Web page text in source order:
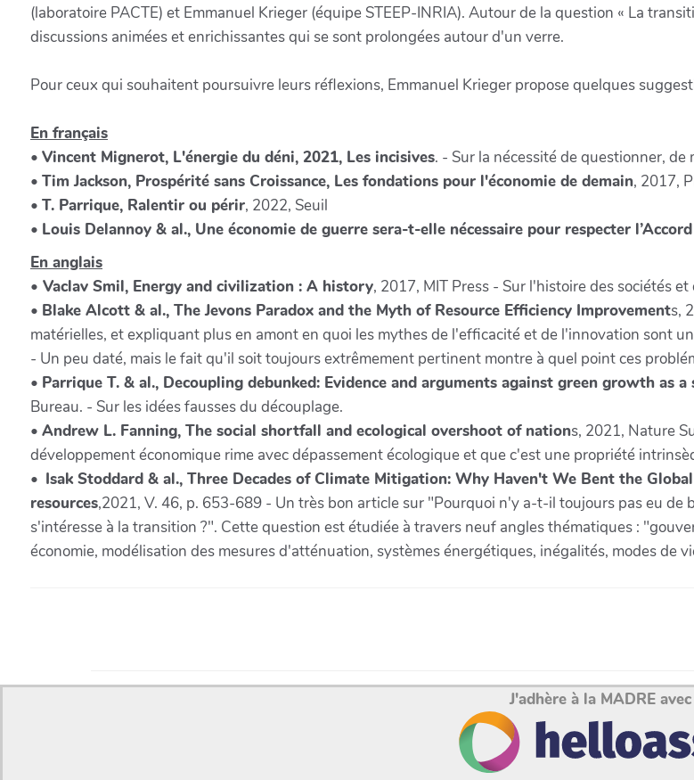
J'adhère à la MADRE avec
(laboratoire PACTE) et Emmanuel Krieger (équipe STEEP-INRIA). Autour de la question « La
discussions animées et enrichissantes qui se sont prolongées autour d'un verre.
Pour ceux qui souhaitent poursuivre leurs réflexions, Emmanuel Krieger propose quelques
En français
• Vincent Mignerot, L'énergie du déni, 2021, Les incisives. - Sur la nécessité de questionner,
• Tim Jackson, Prospérité sans Croissance, Les fondations pour l'économie de demain, 2017,
• T. Parrique, Ralentir ou périr, 2022, Seuil
• Louis Delannoy & al., Une économie de guerre sera-t-elle nécessaire pour respecter
En anglais
• Vaclav Smil, Energy and civilization : A history, 2017, MIT Press - Sur l'histoire des sociétés
• Blake Alcott & al., The Jevons Paradox and the Myth of Resource Efficiency Improvements,
matérielles, et expliquant plus en amont en quoi les mythes de l'efficacité et de l'innovation sont
- Un peu daté, mais le fait qu'il soit toujours extrêmement pertinent montre à quel point ces
• Parrique T. & al., Decoupling debunked: Evidence and arguments against green growth as
Bureau. - Sur les idées fausses du découplage.
• Andrew L. Fanning, The social shortfall and ecological overshoot of nations, 2021, Nature
développement économique rime avec dépassement écologique et que c'est une propriété
• Isak Stoddard & al., Three Decades of Climate Mitigation: Why Haven't We Bent the
resources,2021, V. 46, p. 653-689 - Un très bon article sur "Pourquoi n'y a-t-il toujours pas eu de
s'intéresse à la transition ?". Cette question est étudiée à travers neuf angles thématiques :
économie, modélisation des mesures d'atténuation, systèmes énergétiques, inégalités, modes de
Association La MADRE 2026 - Site